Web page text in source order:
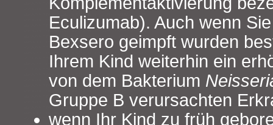
Eculizumab). Auch wenn
Bexsero geimpft wurden
Ihrem Kind weiterhin ein
von dem Bakterium
Gruppe B verursachten
wenn Ihr Kind zu früh